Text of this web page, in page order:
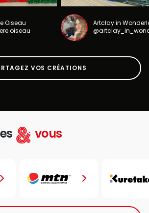
Oiseau
Artclay in
VOS CRÉATIONS
vous